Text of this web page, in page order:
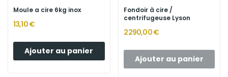
Moule a cire 6kg inox
13,10 €
Ajouter au panier
Fondoir à cire /
centrifugeuse Lyson
2 290,00 €
Ajouter au panier